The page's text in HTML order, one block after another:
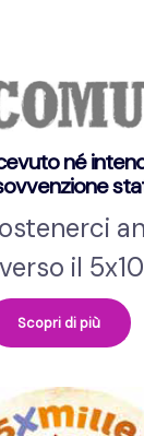
né
il
Scopri di più